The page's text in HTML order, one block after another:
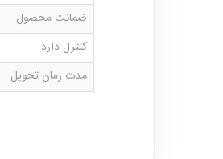
ضمانت محصول
کنترل دارد
مدت زمان تحویل